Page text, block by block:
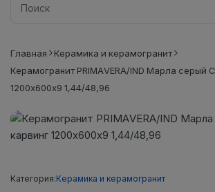
Главная
Керамика и керамогранит
Керамогранит PRIMAVERA/IND Марла серый
1200х600х9 1,44/48,96
Категория:Керамика и керамогранит